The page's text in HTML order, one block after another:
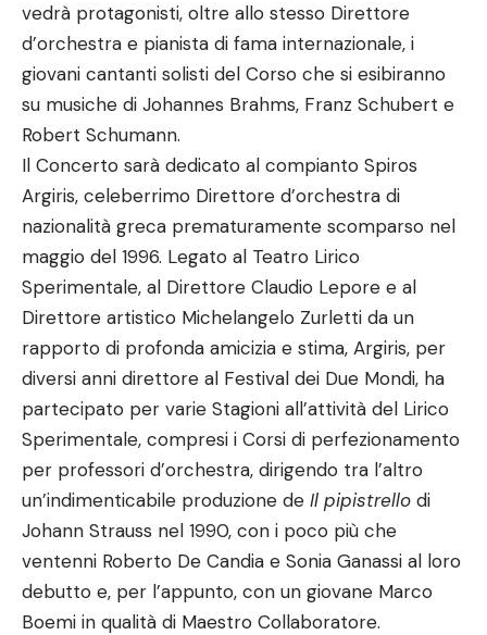
vedrà protagonisti, oltre allo stesso Direttore
d’orchestra e pianista di fama internazionale, i
giovani cantanti solisti del Corso che si esibiranno
su musiche di Johannes Brahms, Franz Schubert e
Robert Schumann.
Il Concerto sarà dedicato al compianto Spiros
Argiris, celeberrimo Direttore d’orchestra di
nazionalità greca prematuramente scomparso nel
maggio del 1996. Legato al Teatro Lirico
Sperimentale, al Direttore Claudio Lepore e al
Direttore artistico Michelangelo Zurletti da un
rapporto di profonda amicizia e stima, Argiris, per
diversi anni direttore al Festival dei Due Mondi, ha
partecipato per varie Stagioni all’attività del Lirico
Sperimentale, compresi i Corsi di perfezionamento
per professori d’orchestra, dirigendo tra l’altro
un’indimenticabile produzione de Il pipistrello di
Johann Strauss nel 1990, con i poco più che
ventenni Roberto De Candia e Sonia Ganassi al loro
debutto e, per l’appunto, con un giovane Marco
Boemi in qualità di Maestro Collaboratore.